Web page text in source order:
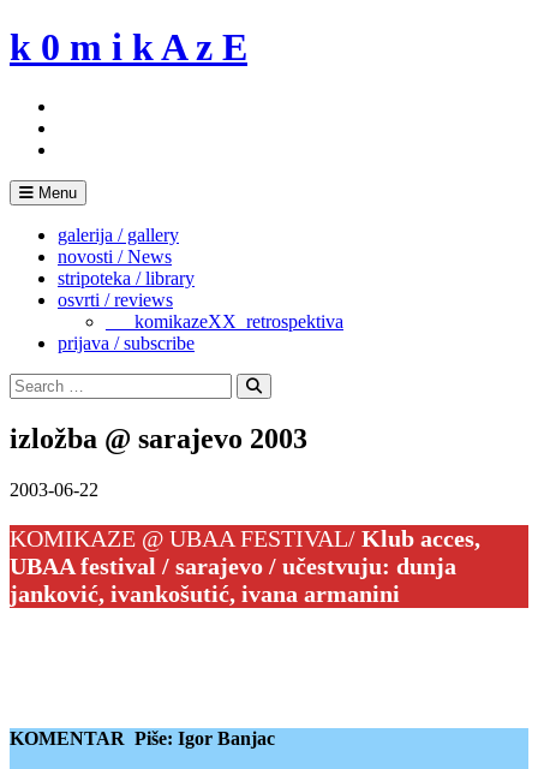
Skip
to
k 0 m i k A z E
Menu
galerija / gallery
novosti / News
stripoteka / library
osvrti / reviews
___komikazeXX_retrospektiva
prijava / subscribe
Search
for:
Search
izložba @ sarajevo 2003
2003-06-22
KOMIKAZE @ UBAA FESTIVAL/ Klub acces,
UBAA festival / sarajevo / učestvuju: dunja
janković, ivankošutić, ivana armanini
KOMENTAR Piše: Igor Banjac